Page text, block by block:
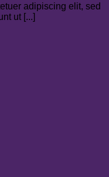
adipiscing elit, sed
ut [...]